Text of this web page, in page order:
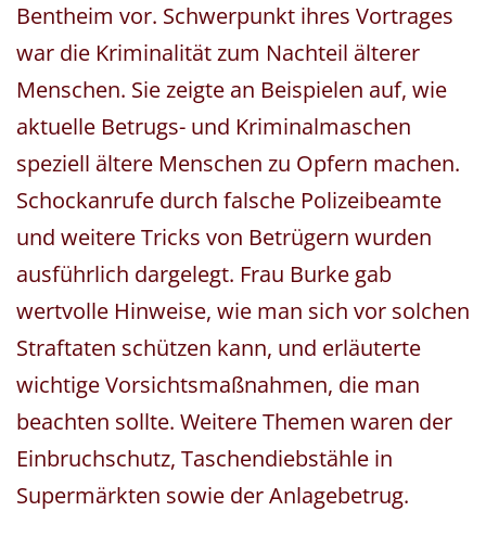
Bentheim vor. Schwerpunkt ihres Vortrages
war die Kriminalität zum Nachteil älterer
Menschen. Sie zeigte an Beispielen auf, wie
aktuelle Betrugs- und Kriminalmaschen
speziell ältere Menschen zu Opfern machen.
Schockanrufe durch falsche Polizeibeamte
und weitere Tricks von Betrügern wurden
ausführlich dargelegt. Frau Burke gab
wertvolle Hinweise, wie man sich vor solchen
Straftaten schützen kann, und erläuterte
wichtige Vorsichtsmaßnahmen, die man
beachten sollte. Weitere Themen waren der
Einbruchschutz, Taschendiebstähle in
Supermärkten sowie der Anlagebetrug.